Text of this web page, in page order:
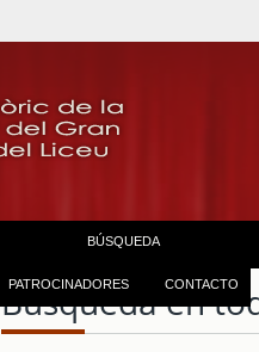
BÚSQUEDA
PATROCINADORES CONTACTO
Búsqueda en